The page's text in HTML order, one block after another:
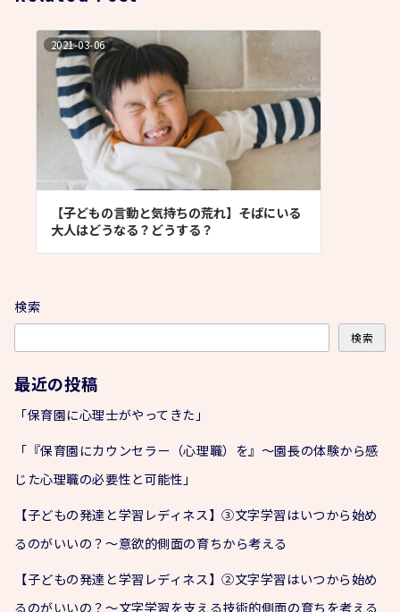
2021-03-06
【子どもの言動と気持ちの荒れ】そばにいる
大人はどうなる？どうする？
検索
検索
最近の投稿
「保育園に心理士がやってきた」
「『保育園にカウンセラー（心理職）を』～園長の体験から感
じた心理職の必要性と可能性」
【子どもの発達と学習レディネス】③文字学習はいつから始め
るのがいいの？～意欲的側面の育ちから考える
【子どもの発達と学習レディネス】②文字学習はいつから始め
るのがいいの？～文字学習を支える技術的側面の育ちを考える